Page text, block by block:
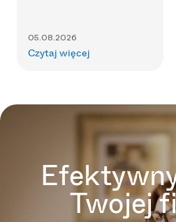
05.08.2026
Czytaj więcej
Twojej